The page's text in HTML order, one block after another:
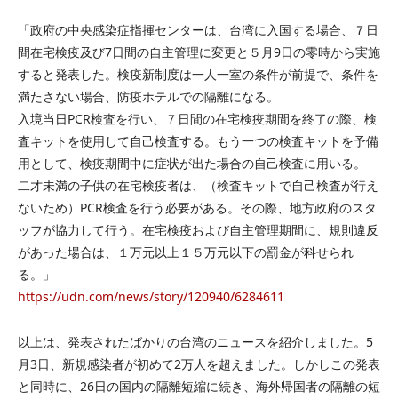
「政府の中央感染症指揮センターは、台湾に入国する場合、７日
間在宅検疫及び7日間の自主管理に変更と５月9日の零時から実施
すると発表した。検疫新制度は一人一室の条件が前提で、条件を
満たさない場合、防疫ホテルでの隔離になる。
入境当日PCR検査を行い、７日間の在宅検疫期間を終了の際、検
査キットを使用して自己検査する。もう一つの検査キットを予備
用として、検疫期間中に症状が出た場合の自己検査に用いる。
二才未満の子供の在宅検疫者は、（検査キットで自己検査が行え
ないため）PCR検査を行う必要がある。その際、地方政府のスタ
ッフが協力して行う。在宅検疫および自主管理期間に、規則違反
があった場合は、１万元以上１５万元以下の罰金が科せられ
る。」
https://udn.com/news/story/120940/6284611
以上は、発表されたばかりの台湾のニュースを紹介しました。5
月3日、新規感染者が初めて2万人を超えました。しかしこの発表
と同時に、26日の国内の隔離短縮に続き、海外帰国者の隔離の短